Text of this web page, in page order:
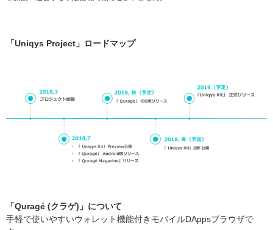
「Uniqys Project」ロードマップ
「Quragé (クラゲ)」について
手軽で使いやすいウォレット機能付きモバイルDAppsブラウザで